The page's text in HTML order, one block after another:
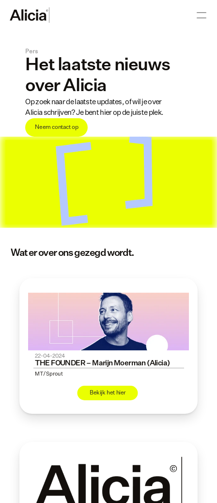
Pers
Het laatste nieuws
over Alicia
Op zoek naar de laatste updates, of wil je over
Alicia schrijven? Je bent hier op de juiste plek.
Neem contact op
Wat er over ons gezegd wordt.
22-04-2024
THE FOUNDER – Marijn Moerman (Alicia)
MT/Sprout
Bekijk het hier